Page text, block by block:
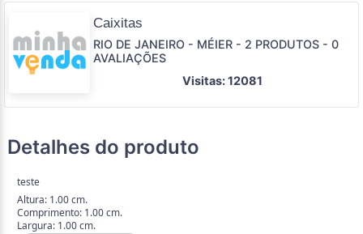
Caixitas
RIO DE JANEIRO - MÉIER - 2 PRODUTOS - 0
AVALIAÇÕES
Visitas: 12081
Detalhes do produto
teste
Altura: 1.00 cm.
Comprimento: 1.00 cm.
Largura: 1.00 cm.